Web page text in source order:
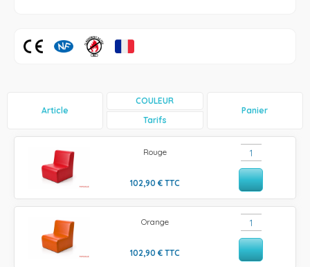
Article
COULEUR
Tarifs
Panier
Rouge
102,90 € TTC
Orange
102,90 € TTC